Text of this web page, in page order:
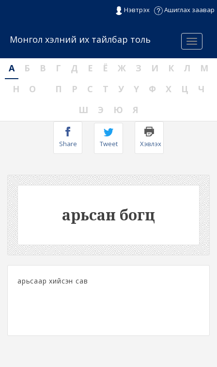
Нэвтрэх Ашиглах заавар
Menu
Монгол хэлний их тайлбар толь
А Б В Г Д Е Ё Ж З И К Л
М
Н
О П Р С Т У Ү Ф Х Ц
Ч
Ш
Э Ю Я
Share Tweet Хэвлэх
арьсан богц
арьсаар хийсэн сав